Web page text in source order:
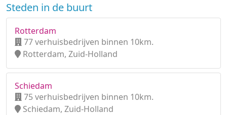
Steden in de buurt
Rotterdam
77 verhuisbedrijven binnen 10km.
Rotterdam, Zuid-Holland
Schiedam
75 verhuisbedrijven binnen 10km.
Schiedam, Zuid-Holland